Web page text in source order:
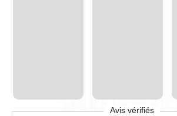
Avis vérifiés